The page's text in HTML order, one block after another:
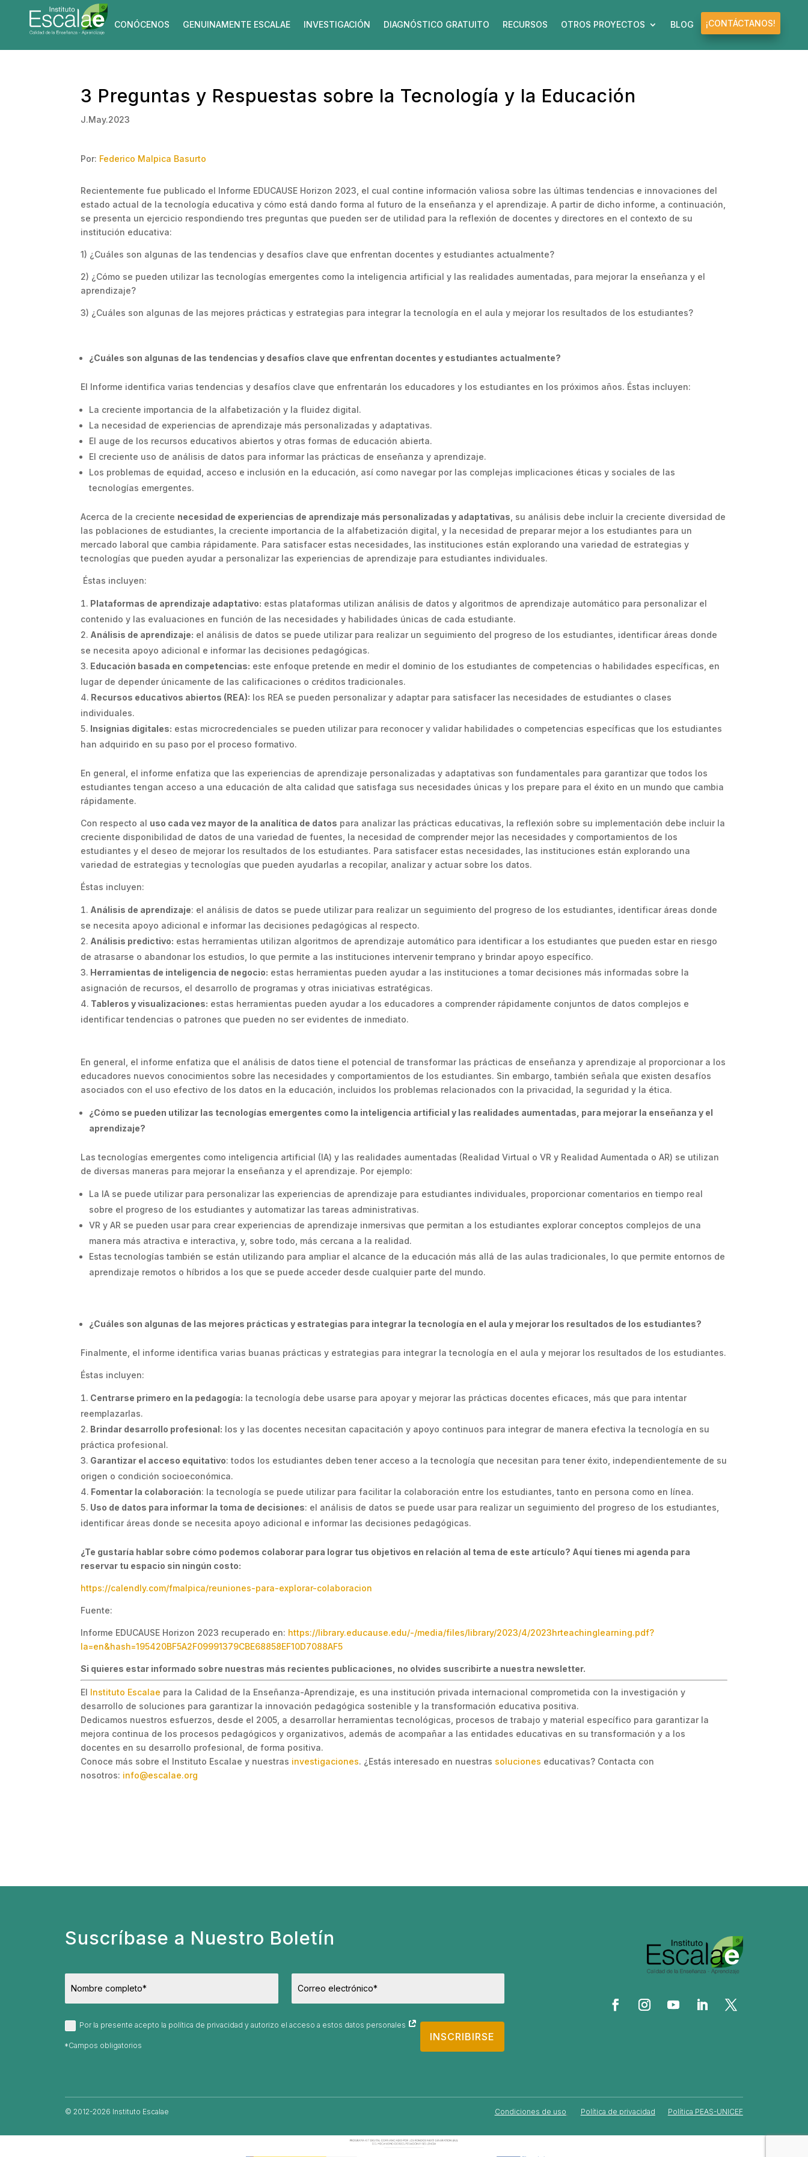
CONÓCENOS GENUINAMENTE ESCALAE INVESTIGACIÓN DIAGNÓSTICO GRATUITO RECURSOS OTROS PROYECTOS BLOG ¡CONTÁCTANOS!
3 Preguntas y Respuestas sobre la Tecnología y la Educación
J.May.2023
Por: Federico Malpica Basurto
Recientemente fue publicado el Informe EDUCAUSE Horizon 2023, el cual contine información valiosa sobre las últimas tendencias e innovaciones del
estado actual de la tecnología educativa y cómo está dando forma al futuro de la enseñanza y el aprendizaje. A partir de dicho informe, a continuación,
se presenta un ejercicio respondiendo tres preguntas que pueden ser de utilidad para la reflexión de docentes y directores en el contexto de su
institución educativa:
1) ¿Cuáles son algunas de las tendencias y desafíos clave que enfrentan docentes y estudiantes actualmente?
2) ¿Cómo se pueden utilizar las tecnologías emergentes como la inteligencia artificial y las realidades aumentadas, para mejorar la enseñanza y el
aprendizaje?
3) ¿Cuáles son algunas de las mejores prácticas y estrategias para integrar la tecnología en el aula y mejorar los resultados de los estudiantes?
¿Cuáles son algunas de las tendencias y desafíos clave que enfrentan docentes y estudiantes actualmente?
El Informe identifica varias tendencias y desafíos clave que enfrentarán los educadores y los estudiantes en los próximos años. Éstas incluyen:
La creciente importancia de la alfabetización y la fluidez digital.
La necesidad de experiencias de aprendizaje más personalizadas y adaptativas.
El auge de los recursos educativos abiertos y otras formas de educación abierta.
El creciente uso de análisis de datos para informar las prácticas de enseñanza y aprendizaje.
Los problemas de equidad, acceso e inclusión en la educación, así como navegar por las complejas implicaciones éticas y sociales de las
tecnologías emergentes.
Acerca de la creciente necesidad de experiencias de aprendizaje más personalizadas y adaptativas , su análisis debe incluir la creciente diversidad de
las poblaciones de estudiantes, la creciente importancia de la alfabetización digital, y la necesidad de preparar mejor a los estudiantes para un
mercado laboral que cambia rápidamente. Para satisfacer estas necesidades, las instituciones están explorando una variedad de estrategias y
tecnologías que pueden ayudar a personalizar las experiencias de aprendizaje para estudiantes individuales.
Éstas incluyen:
Plataformas de aprendizaje adaptativo: estas plataformas utilizan análisis de datos y algoritmos de aprendizaje automático para personalizar el
contenido y las evaluaciones en función de las necesidades y habilidades únicas de cada estudiante.
Análisis de aprendizaje: el análisis de datos se puede utilizar para realizar un seguimiento del progreso de los estudiantes, identificar áreas donde
se necesita apoyo adicional e informar las decisiones pedagógicas.
Educación basada en competencias: este enfoque pretende en medir el dominio de los estudiantes de competencias o habilidades específicas, en
lugar de depender únicamente de las calificaciones o créditos tradicionales.
Recursos educativos abiertos (REA): los REA se pueden personalizar y adaptar para satisfacer las necesidades de estudiantes o clases
individuales.
Insignias digitales: estas microcredenciales se pueden utilizar para reconocer y validar habilidades o competencias específicas que los estudiantes
han adquirido en su paso por el proceso formativo.
En general, el informe enfatiza que las experiencias de aprendizaje personalizadas y adaptativas son fundamentales para garantizar que todos los
estudiantes tengan acceso a una educación de alta calidad que satisfaga sus necesidades únicas y los prepare para el éxito en un mundo que cambia
rápidamente.
Con respecto al uso cada vez mayor de la analítica de datos para analizar las prácticas educativas, la reflexión sobre su implementación debe incluir la
creciente disponibilidad de datos de una variedad de fuentes, la necesidad de comprender mejor las necesidades y comportamientos de los
estudiantes y el deseo de mejorar los resultados de los estudiantes. Para satisfacer estas necesidades, las instituciones están explorando una
variedad de estrategias y tecnologías que pueden ayudarlas a recopilar, analizar y actuar sobre los datos.
Éstas incluyen:
Análisis de aprendizaje: el análisis de datos se puede utilizar para realizar un seguimiento del progreso de los estudiantes, identificar áreas donde
se necesita apoyo adicional e informar las decisiones pedagógicas al respecto.
Análisis predictivo: estas herramientas utilizan algoritmos de aprendizaje automático para identificar a los estudiantes que pueden estar en riesgo
de atrasarse o abandonar los estudios, lo que permite a las instituciones intervenir temprano y brindar apoyo específico.
Herramientas de inteligencia de negocio: estas herramientas pueden ayudar a las instituciones a tomar decisiones más informadas sobre la
asignación de recursos, el desarrollo de programas y otras iniciativas estratégicas.
Tableros y visualizaciones: estas herramientas pueden ayudar a los educadores a comprender rápidamente conjuntos de datos complejos e
identificar tendencias o patrones que pueden no ser evidentes de inmediato.
En general, el informe enfatiza que el análisis de datos tiene el potencial de transformar las prácticas de enseñanza y aprendizaje al proporcionar a los
educadores nuevos conocimientos sobre las necesidades y comportamientos de los estudiantes. Sin embargo, también señala que existen desafíos
asociados con el uso efectivo de los datos en la educación, incluidos los problemas relacionados con la privacidad, la seguridad y la ética.
¿Cómo se pueden utilizar las tecnologías emergentes como la inteligencia artificial y las realidades aumentadas, para mejorar la enseñanza y el
aprendizaje?
Las tecnologías emergentes como inteligencia artificial (IA) y las realidades aumentadas (Realidad Virtual o VR y Realidad Aumentada o AR) se utilizan
de diversas maneras para mejorar la enseñanza y el aprendizaje. Por ejemplo:
La IA se puede utilizar para personalizar las experiencias de aprendizaje para estudiantes individuales, proporcionar comentarios en tiempo real
sobre el progreso de los estudiantes y automatizar las tareas administrativas.
VR y AR se pueden usar para crear experiencias de aprendizaje inmersivas que permitan a los estudiantes explorar conceptos complejos de una
manera más atractiva e interactiva, y, sobre todo, más cercana a la realidad.
Estas tecnologías también se están utilizando para ampliar el alcance de la educación más allá de las aulas tradicionales, lo que permite entornos de
aprendizaje remotos o híbridos a los que se puede acceder desde cualquier parte del mundo.
¿Cuáles son algunas de las mejores prácticas y estrategias para integrar la tecnología en el aula y mejorar los resultados de los estudiantes?
Finalmente, el informe identifica varias buanas prácticas y estrategias para integrar la tecnología en el aula y mejorar los resultados de los estudiantes.
Éstas incluyen:
Centrarse primero en la pedagogía: la tecnología debe usarse para apoyar y mejorar las prácticas docentes eficaces, más que para intentar
reemplazarlas.
Brindar desarrollo profesional: los y las docentes necesitan capacitación y apoyo continuos para integrar de manera efectiva la tecnología en su
práctica profesional.
Garantizar el acceso equitativo: todos los estudiantes deben tener acceso a la tecnología que necesitan para tener éxito, independientemente de su
origen o condición socioeconómica.
Fomentar la colaboración: la tecnología se puede utilizar para facilitar la colaboración entre los estudiantes, tanto en persona como en línea.
Uso de datos para informar la toma de decisiones: el análisis de datos se puede usar para realizar un seguimiento del progreso de los estudiantes,
identificar áreas donde se necesita apoyo adicional e informar las decisiones pedagógicas.
¿Te gustaría hablar sobre cómo podemos colaborar para lograr tus objetivos en relación al tema de este artículo? Aquí tienes mi agenda para
reservar tu espacio sin ningún costo:
https://calendly.com/fmalpica/reuniones-para-explorar-colaboracion
Fuente:
Informe EDUCAUSE Horizon 2023 recuperado en: https://library.educause.edu/-/media/files/library/2023/4/2023hrteachinglearning.pdf?
la=en&hash=195420BF5A2F09991379CBE68858EF10D7088AF5
Si quieres estar informado sobre nuestras más recientes publicaciones, no olvides suscribirte a nuestra newsletter.
El Instituto Escalae para la Calidad de la Enseñanza-Aprendizaje, es una institución privada internacional comprometida con la investigación y
desarrollo de soluciones para garantizar la innovación pedagógica sostenible y la transformación educativa positiva.
Dedicamos nuestros esfuerzos, desde el 2005, a desarrollar herramientas tecnológicas, procesos de trabajo y material específico para garantizar la
mejora continua de los procesos pedagógicos y organizativos, además de acompañar a las entidades educativas en su transformación y a los
docentes en su desarrollo profesional, de forma positiva.
Conoce más sobre el Instituto Escalae y nuestras investigaciones. ¿Estás interesado en nuestras soluciones educativas? Contacta con
nosotros: info@escalae.org
Suscríbase a Nuestro Boletín
Por la presente acepto la política de privacidad y autorizo el acceso a estos datos personales
INSCRIBIRSE
© 2012-2026 Instituto Escalae Condiciones de uso Política de privacidad Política PEAS-UNICEF